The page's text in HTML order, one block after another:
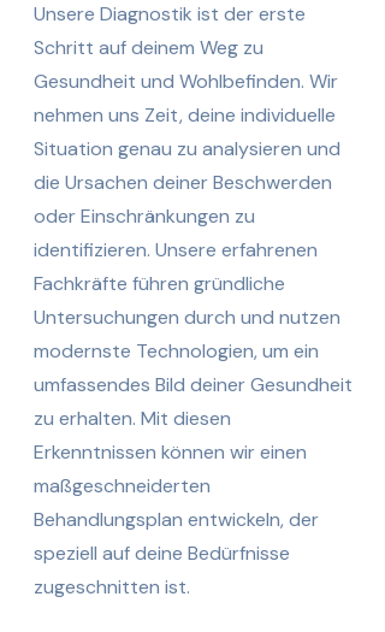
Unsere Diagnostik ist der erste
Schritt auf deinem Weg zu
Gesundheit und Wohlbefinden. Wir
nehmen uns Zeit, deine individuelle
Situation genau zu analysieren und
die Ursachen deiner Beschwerden
oder Einschränkungen zu
identifizieren. Unsere erfahrenen
Fachkräfte führen gründliche
Untersuchungen durch und nutzen
modernste Technologien, um ein
umfassendes Bild deiner Gesundheit
zu erhalten. Mit diesen
Erkenntnissen können wir einen
maßgeschneiderten
Behandlungsplan entwickeln, der
speziell auf deine Bedürfnisse
zugeschnitten ist.